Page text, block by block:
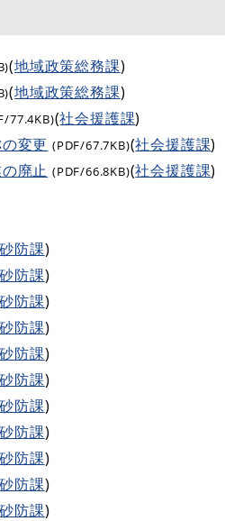
(地域政策総務課)
(地域政策総務課)
77.4KB)(社会援護課)
変更 (PDF/67.7KB)(社会援護課)
廃止 (PDF/66.8KB)(社会援護課)
砂防課)
砂防課)
砂防課)
砂防課)
砂防課)
砂防課)
砂防課)
砂防課)
砂防課)
砂防課)
砂防課)